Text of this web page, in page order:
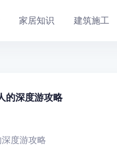
家居知识 建筑施工
的深度游攻略
度游攻略